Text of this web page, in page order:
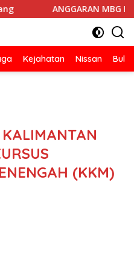
MBG HARUS DIPISAHKAN
Kejahatan Nissan
(KKM)